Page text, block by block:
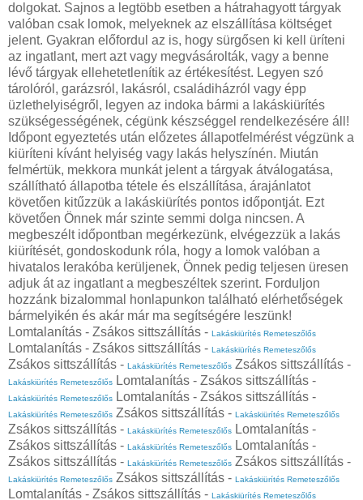
dolgokat. Sajnos a legtöbb esetben a hátrahagyott tárgyak
valóban csak lomok, melyeknek az elszállítása költséget
jelent. Gyakran előfordul az is, hogy sürgősen ki kell üríteni
az ingatlant, mert azt vagy megvásárolták, vagy a benne
lévő tárgyak ellehetetlenítik az értékesítést. Legyen szó
tárolóról, garázsról, lakásról, családiházról vagy épp
üzlethelyiségről, legyen az indoka bármi a lakáskiürítés
szükségességének, cégünk készséggel rendelkezésére áll!
Időpont egyeztetés után előzetes állapotfelmérést végzünk a
kiüríteni kívánt helyiség vagy lakás helyszínén. Miután
felmértük, mekkora munkát jelent a tárgyak átválogatása,
szállítható állapotba tétele és elszállítása, árajánlatot
követően kitűzzük a lakáskiürítés pontos időpontját. Ezt
követően Önnek már szinte semmi dolga nincsen. A
megbeszélt időpontban megérkezünk, elvégezzük a lakás
kiürítését, gondoskodunk róla, hogy a lomok valóban a
hivatalos lerakóba kerüljenek, Önnek pedig teljesen üresen
adjuk át az ingatlant a megbeszéltek szerint. Forduljon
hozzánk bizalommal honlapunkon található elérhetőségek
bármelyikén és akár már ma segítségére leszünk!
Lomtalanítás - Zsákos sittszállítás - Lakáskiürítés Remeteszőlős
Lomtalanítás - Zsákos sittszállítás - Lakáskiürítés Remeteszőlős
Zsákos sittszállítás - Lakáskiürítés Remeteszőlős Zsákos sittszállítás -
Lakáskiürítés Remeteszőlős Lomtalanítás - Zsákos sittszállítás -
Lakáskiürítés Remeteszőlős Lomtalanítás - Zsákos sittszállítás -
Lakáskiürítés Remeteszőlős Zsákos sittszállítás - Lakáskiürítés Remeteszőlős
Zsákos sittszállítás - Lakáskiürítés Remeteszőlős Lomtalanítás -
Zsákos sittszállítás - Lakáskiürítés Remeteszőlős Lomtalanítás -
Zsákos sittszállítás - Lakáskiürítés Remeteszőlős Zsákos sittszállítás -
Lakáskiürítés Remeteszőlős Zsákos sittszállítás - Lakáskiürítés Remeteszőlős
Lomtalanítás - Zsákos sittszállítás - Lakáskiürítés Remeteszőlős